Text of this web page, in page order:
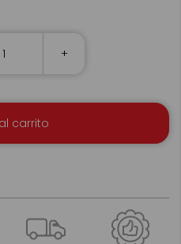
+
carrito